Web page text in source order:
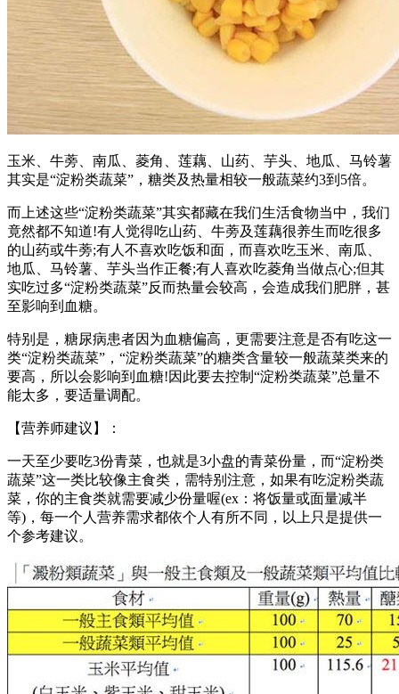
玉米、牛蒡、南瓜、菱角、莲藕、山药、芋头、地瓜、马铃薯
其实是“淀粉类蔬菜”，糖类及热量相较一般蔬菜约3到5倍。
而上述这些“淀粉类蔬菜”其实都藏在我们生活食物当中，我们
竟然都不知道!有人觉得吃山药、牛蒡及莲藕很养生而吃很多
的山药或牛蒡;有人不喜欢吃饭和面，而喜欢吃玉米、南瓜、
地瓜、马铃薯、芋头当作正餐;有人喜欢吃菱角当做点心;但其
实吃过多“淀粉类蔬菜”反而热量会较高，会造成我们肥胖，甚
至影响到血糖。
特别是，糖尿病患者因为血糖偏高，更需要注意是否有吃这一
类“淀粉类蔬菜”，“淀粉类蔬菜”的糖类含量较一般蔬菜类来的
要高，所以会影响到血糖!因此要去控制“淀粉类蔬菜”总量不
能太多，要适量调配。
【营养师建议】：
一天至少要吃3份青菜，也就是3小盘的青菜份量，而“淀粉类
蔬菜”这一类比较像主食类，需特别注意，如果有吃淀粉类蔬
菜，你的主食类就需要减少份量喔(ex：将饭量或面量减半
等)，每一个人营养需求都依个人有所不同，以上只是提供一
个参考建议。